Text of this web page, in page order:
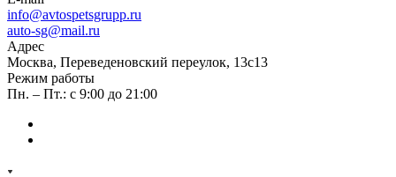
info@avtospetsgrupp.ru
auto-sg@mail.ru
Адрес
Москва, Переведеновский переулок, 13с13
Режим работы
Пн. – Пт.: с 9:00 до 21:00